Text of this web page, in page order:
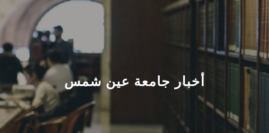
الرئيسيـة
عن الجامعة
القطاعـات
الشئون الأكاديمية
أخبار جامعة عين شمس